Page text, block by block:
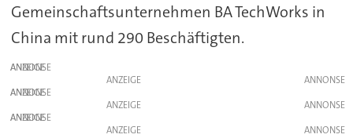
Gemeinschaftsunternehmen BA TechWorks in
China mit rund 290 Beschäftigten.
ANZEIGE
ANZEIGE
ANZEIGE
ANZEIGE
ANZEIGE
ANZEIGE